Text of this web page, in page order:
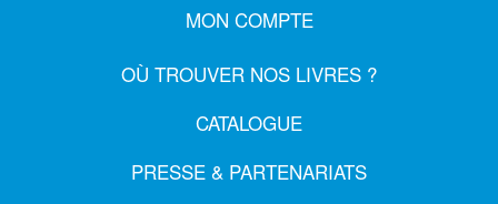
MON COMPTE
OÙ TROUVER NOS LIVRES ?
CATALOGUE
PRESSE & PARTENARIATS